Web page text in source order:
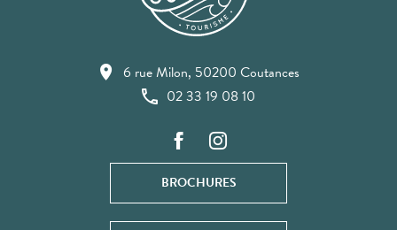
6 rue Milon, 50200 Coutances
02 33 19 08 10
BROCHURES